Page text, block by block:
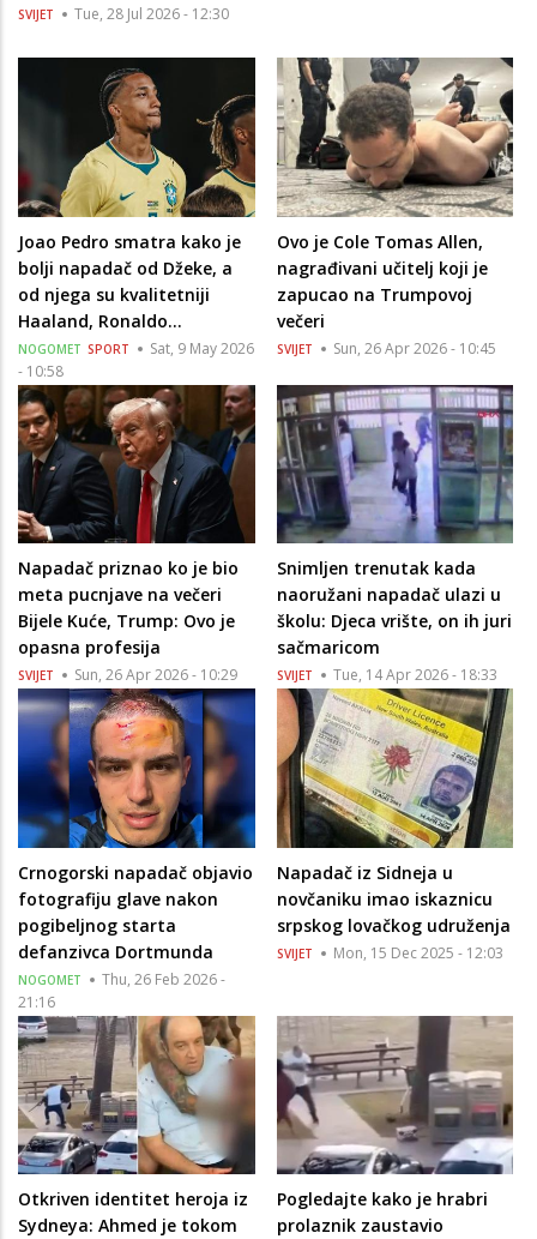
SVIJET Tue, 28 Jul 2026 - 12:30
Joao Pedro smatra kako je
bolji napadač od Džeke, a
od njega su kvalitetniji
Haaland, Ronaldo...
NOGOMET SPORT
Sat, 9 May 2026
- 10:58
Ovo je Cole Tomas Allen,
nagrađivani učitelj koji je
zapucao na Trumpovoj
večeri
SVIJET Sun, 26 Apr 2026 - 10:45
Napadač priznao ko je bio
meta pucnjave na večeri
Bijele Kuće, Trump: Ovo je
opasna profesija
SVIJET Sun, 26 Apr 2026 - 10:29
Snimljen trenutak kada
naoružani napadač ulazi u
školu: Djeca vrište, on ih juri
sačmaricom
SVIJET Tue, 14 Apr 2026 - 18:33
Crnogorski napadač objavio
fotografiju glave nakon
pogibeljnog starta
defanzivca Dortmunda
NOGOMET
Thu, 26 Feb 2026 -
21:16
Napadač iz Sidneja u
novčaniku imao iskaznicu
srpskog lovačkog udruženja
SVIJET Mon, 15 Dec 2025 - 12:03
Otkriven identitet heroja iz
Sydneya: Ahmed je tokom
Pogledajte kako je hrabri
prolaznik zaustavio